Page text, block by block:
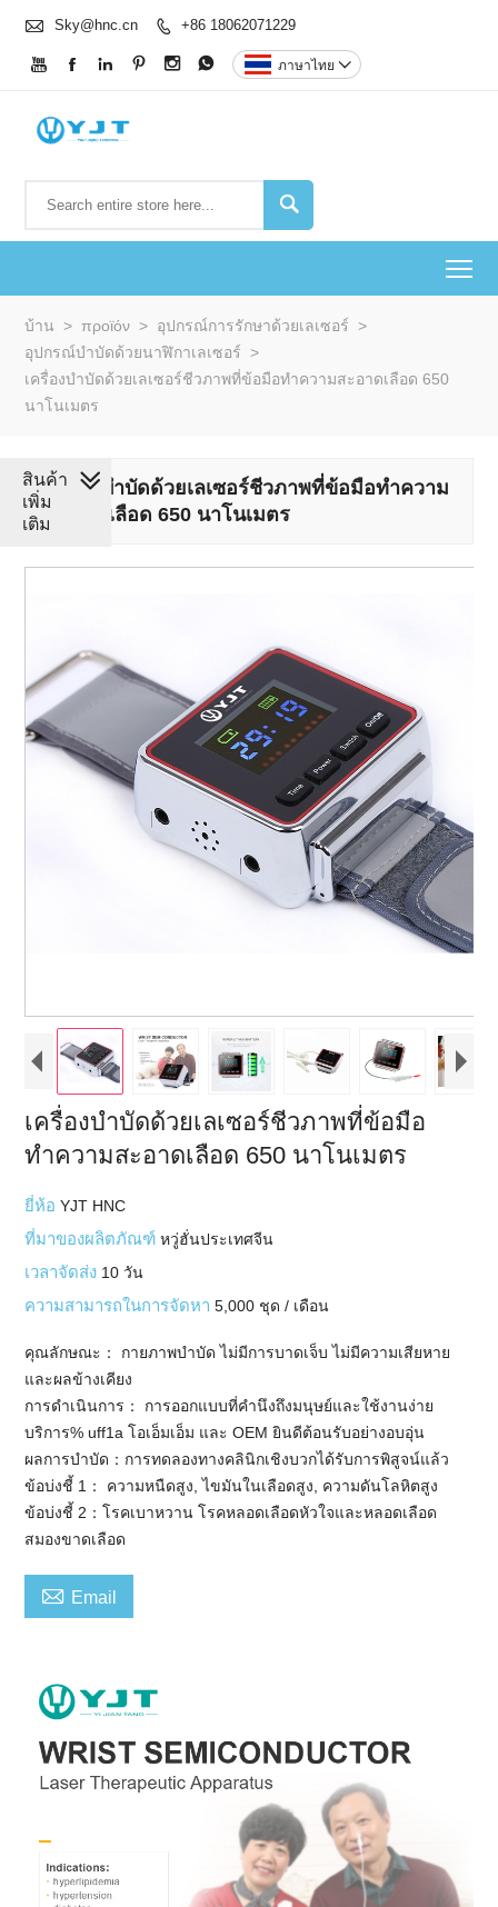
 Sky@hnc.cn  +86 18062071229
      ภาษาไทย 

บ้าน > προϊόν > อุปกรณ์การรักษาด้วยเลเซอร์ >
อุปกรณ์บำบัดด้วยนาฬิกาเลเซอร์ >
เครื่องบำบัดด้วยเลเซอร์ชีวภาพที่ข้อมือทำความสะอาดเลือด 650
นาโนเมตร
เครื่องบำบัดด้วยเลเซอร์ชีวภาพที่ข้อมือทำความ
สะอาดเลือด 650 นาโนเมตร
เครื่องบำบัดด้วยเลเซอร์ชีวภาพที่ข้อมือ
ทำความสะอาดเลือด 650 นาโนเมตร
ยี่ห้อYJT HNC
ที่มาของผลิตภัณฑ์หวู่ฮั่นประเทศจีน
เวลาจัดส่ง 10 วัน
ความสามารถในการจัดหา5,000 ชุด / เดือน
คุณลักษณะ： กายภาพบำบัด ไม่มีการบาดเจ็บ ไม่มีความเสียหาย
และผลข้างเคียง
การดำเนินการ： การออกแบบที่คำนึงถึงมนุษย์และใช้งานง่าย
บริการ% uff1a โอเอ็มเอ็ม และ OEM ยินดีต้อนรับอย่างอบอุ่น
ผลการบำบัด：การทดลองทางคลินิกเชิงบวกได้รับการพิสูจน์แล้ว
ข้อบ่งชี้ 1： ความหนืดสูง, ไขมันในเลือดสูง, ความดันโลหิตสูง
ข้อบ่งชี้ 2：โรคเบาหวาน โรคหลอดเลือดหัวใจและหลอดเลือด
สมองขาดเลือด
 Email
สินค้า
เพิ่ม
เติม